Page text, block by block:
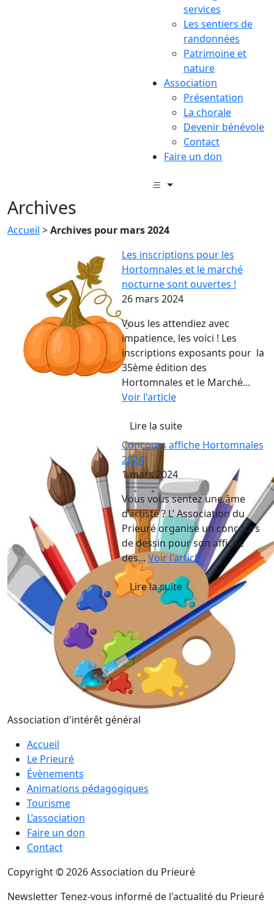
services
Les sentiers de
randonnées
Patrimoine et
nature
Association
Présentation
La chorale
Devenir bénévole
Contact
Faire un don
Archives
Accueil >Archives pour mars 2024
Les inscriptions pour les
Hortomnales et le marché
nocturne sont ouvertes !
26 mars 2024
Vous les attendiez avec
impatience, les voici ! Les
inscriptions exposants pour la
35ème édition des
Hortomnales et le Marché...
Voir l'article
Lire la suite
Concours affiche Hortomnales
2024
1 mars 2024
Vous vous sentez une âme
d’artiste ? L’ Association du
Prieuré organise un concours
de dessin pour son affiche
des... Voir l'article
Lire la suite
Association d'intérêt général
Accueil
Le Prieuré
Évènements
Animations pédagogiques
Tourisme
L’association
Faire un don
Contact
Copyright © 2026 Association du Prieuré
NewsletterTenez-vous informé de l'actualité du Prieuré